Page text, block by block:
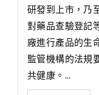
研發到上市，乃
對藥品查驗登記
廠進行產品的生
監管機構的法規
共健康。...